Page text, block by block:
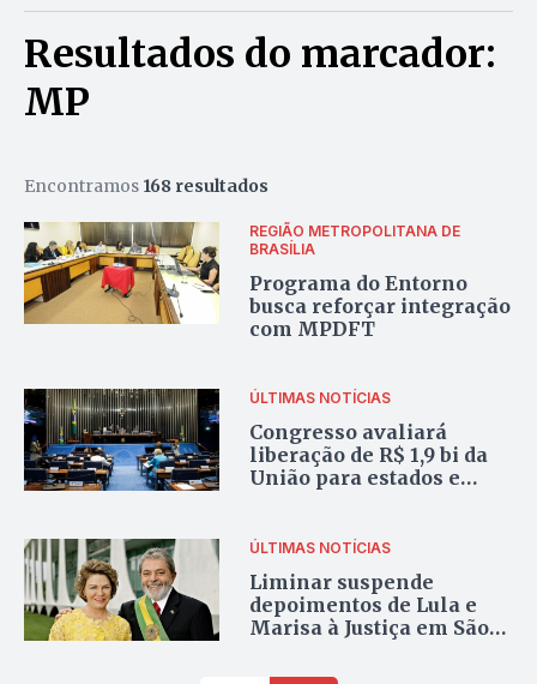
Resultados do marcador:
MP
Encontramos 168 resultados
REGIÃO METROPOLITANA DE
BRASÍLIA
Programa do Entorno
busca reforçar integração
com MPDFT
ÚLTIMAS NOTÍCIAS
Congresso avaliará
liberação de R$ 1,9 bi da
União para estados e
ÚLTIMAS NOTÍCIAS
Liminar suspende
depoimentos de Lula e
Marisa à Justiça em São